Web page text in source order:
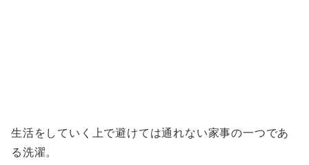
生活をしていく上で避けては通れない家事の一つであ
る洗濯。